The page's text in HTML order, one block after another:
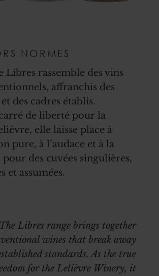
NORMES
Libres rassemble des vins
affranchis des
des cadres établis.
de liberté pour la
elle laisse place à
pure, à l’audace et à la
des cuvées singulières,
et assumées.
The Libres range brings together
wines that break away
standards. As the true
for the Lelièvre Winery, it